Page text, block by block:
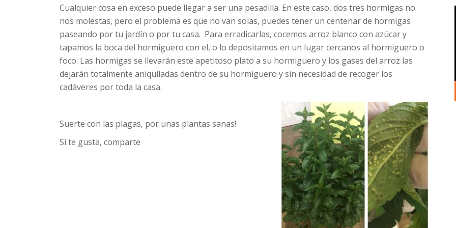
Cualquier cosa en exceso puede llegar a ser una pesadilla. En este caso, dos tres hormigas no
nos molestas, pero el problema es que no van solas, puedes tener un centenar de hormigas
paseando por tu jardín o por tu casa. Para erradicarlas, cocemos arroz blanco con azúcar y
tapamos la boca del hormiguero con el, o lo depositamos en un lugar cercanos al hormiguero o
foco. Las hormigas se llevarán este apetitoso plato a su hormiguero y los gases del arroz las
dejarán totalmente aniquiladas dentro de su hormiguero y sin necesidad de recoger los
cadáveres por toda la casa.
Suerte con las plagas, por unas plantas sanas!
Si te gusta, comparte